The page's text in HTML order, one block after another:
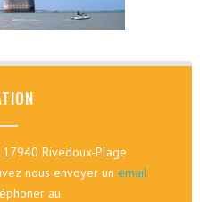
Rivedoux-Plage
nous envoyer un email
au